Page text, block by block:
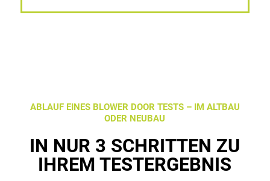
ABLAUF EINES BLOWER DOOR TESTS – IM ALTBAU
ODER NEUBAU
IN NUR 3 SCHRITTEN ZU
IHREM TESTERGEBNIS